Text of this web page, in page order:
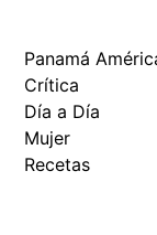
Panamá
Crítica
Día a Día
Mujer
Recetas